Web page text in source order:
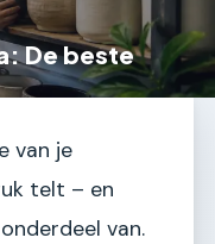
De beste
van je
telt – en
van.